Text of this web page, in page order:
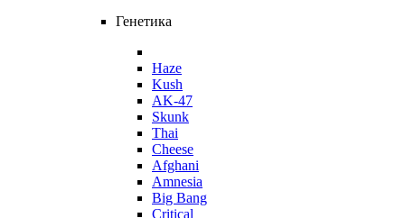
Генетика
Haze
Kush
AK-47
Skunk
Thai
Cheese
Afghani
Amnesia
Big Bang
Critical